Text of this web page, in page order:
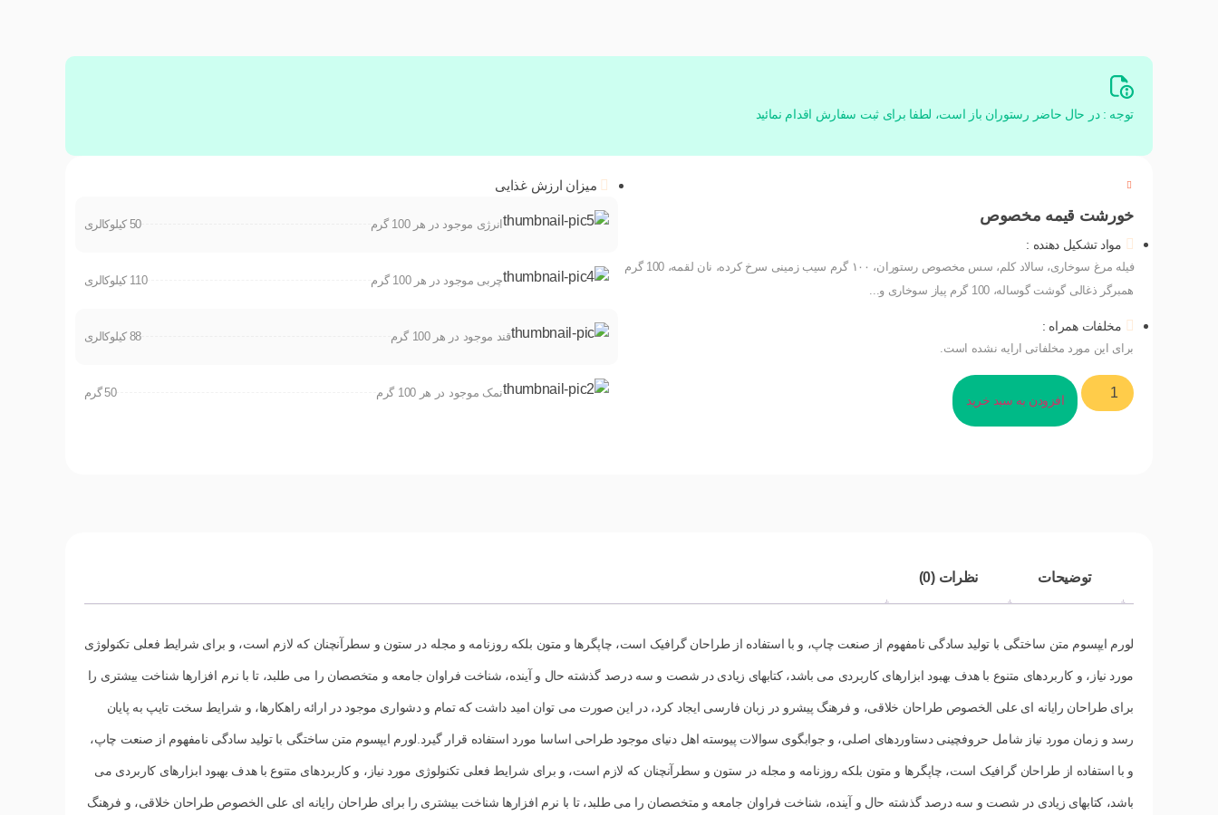
توجه : در حال حاضر رستوران باز است، لطفا برای ثبت سفارش اقدام نمائید
خورشت قیمه مخصوص
مواد تشکیل دهنده :
فیله مرغ سوخاری، سالاد کلم، سس مخصوص رستوران، ۱۰۰ گرم سیب زمینی سرخ کرده، نان لقمه، 100 گرم
همبرگر ذغالی گوشت گوساله، 100 گرم پیاز سوخاری و...
مخلفات همراه :
برای این مورد مخلفاتی ارایه نشده است.
افزودن به سبد خرید
میزان ارزش غذایی
انرژی موجود در هر 100 گرم 50 کیلوکالری
چربی موجود در هر 100 گرم 110 کیلوکالری
قند موجود در هر 100 گرم 88 کیلوکالری
نمک موجود در هر 100 گرم 50 گرم
توضیحات نظرات (0)
لورم ایپسوم متن ساختگی با تولید سادگی نامفهوم از صنعت چاپ، و با استفاده از طراحان گرافیک است، چاپگرها و متون بلکه روزنامه و مجله در ستون و سطرآنچنان که لازم است، و برای شرایط فعلی تکنولوژی
مورد نیاز، و کاربردهای متنوع با هدف بهبود ابزارهای کاربردی می باشد، کتابهای زیادی در شصت و سه درصد گذشته حال و آینده، شناخت فراوان جامعه و متخصصان را می طلبد، تا با نرم افزارها شناخت بیشتری را
برای طراحان رایانه ای علی الخصوص طراحان خلاقی، و فرهنگ پیشرو در زبان فارسی ایجاد کرد، در این صورت می توان امید داشت که تمام و دشواری موجود در ارائه راهکارها، و شرایط سخت تایپ به پایان
رسد و زمان مورد نیاز شامل حروفچینی دستاوردهای اصلی، و جوابگوی سوالات پیوسته اهل دنیای موجود طراحی اساسا مورد استفاده قرار گیرد.لورم ایپسوم متن ساختگی با تولید سادگی نامفهوم از صنعت چاپ،
و با استفاده از طراحان گرافیک است، چاپگرها و متون بلکه روزنامه و مجله در ستون و سطرآنچنان که لازم است، و برای شرایط فعلی تکنولوژی مورد نیاز، و کاربردهای متنوع با هدف بهبود ابزارهای کاربردی می
باشد، کتابهای زیادی در شصت و سه درصد گذشته حال و آینده، شناخت فراوان جامعه و متخصصان را می طلبد، تا با نرم افزارها شناخت بیشتری را برای طراحان رایانه ای علی الخصوص طراحان خلاقی، و فرهنگ